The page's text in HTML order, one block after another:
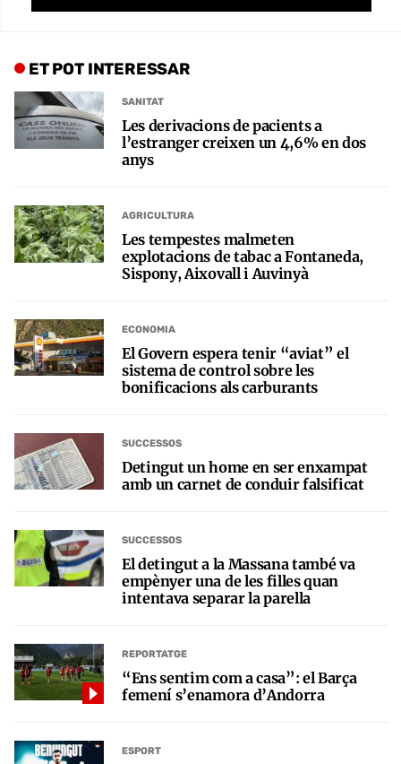
ET POT INTERESSAR
SANITAT
Les derivacions de pacients a
l’estranger creixen un 4,6% en dos
anys
AGRICULTURA
Les tempestes malmeten
explotacions de tabac a Fontaneda,
Sispony, Aixovall i Auvinyà
ECONOMIA
El Govern espera tenir “aviat” el
sistema de control sobre les
bonificacions als carburants
SUCCESSOS
Detingut un home en ser enxampat
amb un carnet de conduir falsificat
SUCCESSOS
El detingut a la Massana també va
empènyer una de les filles quan
intentava separar la parella
REPORTATGE
“Ens sentim com a casa”: el Barça
femení s’enamora d’Andorra
ESPORT